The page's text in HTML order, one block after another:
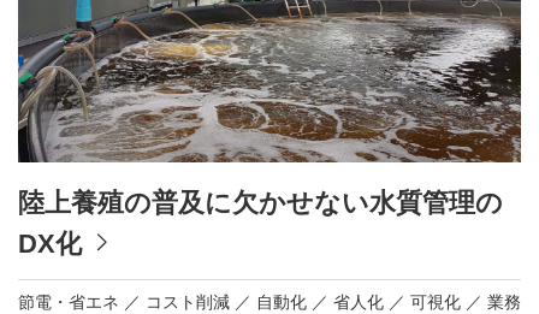
陸上養殖の普及に欠かせない水質管理の
DX化
節電・省エネ コスト削減 自動化 省人化 可視化
業務